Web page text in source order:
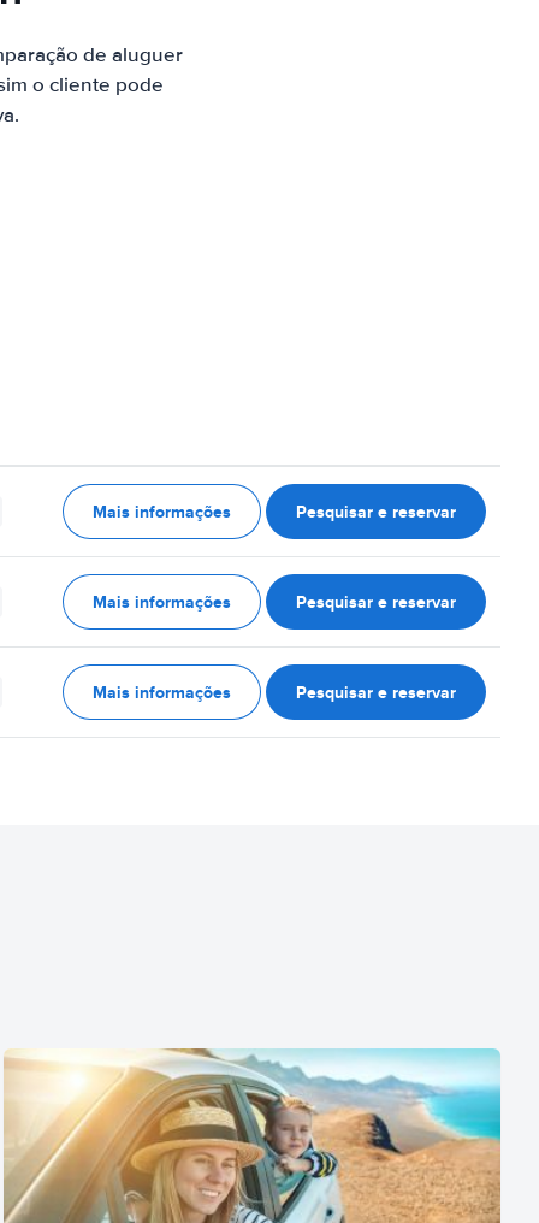
de aluguer
o cliente pode
Mais informações Pesquisar e reservar
Mais informações Pesquisar e reservar
Mais informações Pesquisar e reservar